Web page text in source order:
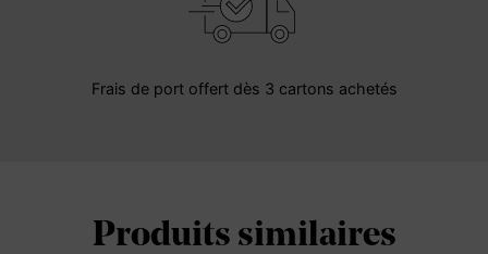
Frais de port offert dès 3 cartons achetés
Produits similaires